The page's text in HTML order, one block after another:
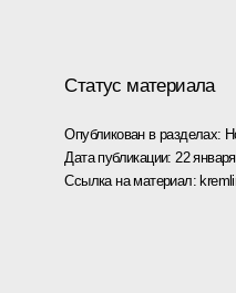
Статус материала
Опубликован в разделах:
Дата публикации: 22
Ссылка на материал: